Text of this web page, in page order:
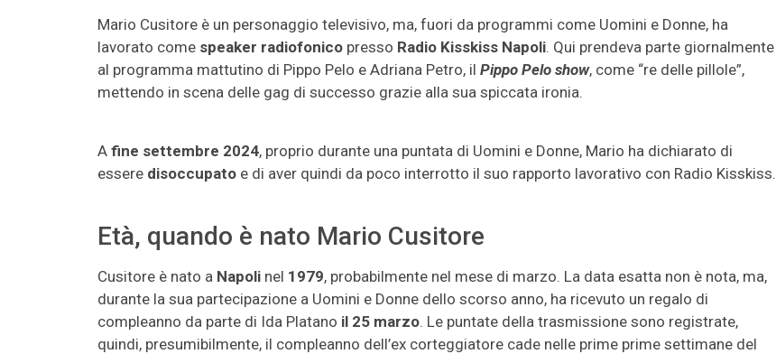
Mario Cusitore è un personaggio televisivo, ma, fuori da programmi come Uomini e Donne, ha
lavorato come speaker radiofonico presso Radio Kisskiss Napoli. Qui prendeva parte giornalmente
al programma mattutino di Pippo Pelo e Adriana Petro, il Pippo Pelo show, come “re delle pillole”,
mettendo in scena delle gag di successo grazie alla sua spiccata ironia.
A fine settembre 2024, proprio durante una puntata di Uomini e Donne, Mario ha dichiarato di
essere disoccupato e di aver quindi da poco interrotto il suo rapporto lavorativo con Radio Kisskiss.
Età, quando è nato Mario Cusitore
Cusitore è nato a Napoli nel 1979, probabilmente nel mese di marzo. La data esatta non è nota, ma,
durante la sua partecipazione a Uomini e Donne dello scorso anno, ha ricevuto un regalo di
compleanno da parte di Ida Platano il 25 marzo. Le puntate della trasmissione sono registrate,
quindi, presumibilmente, il compleanno dell’ex corteggiatore cade nelle prime prime settimane del